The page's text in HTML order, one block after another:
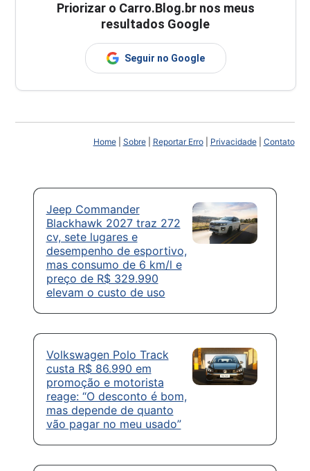
Priorizar o Carro.Blog.br nos meus
resultados Google
Seguir no Google
Home| Sobre| Reportar Erro| Privacidade| Contato
Jeep Commander
Blackhawk 2027 traz 272
cv, sete lugares e
desempenho de esportivo,
mas consumo de 6 km/l e
preço de R$ 329.990
elevam o custo de uso
Volkswagen Polo Track
custa R$ 86.990 em
promoção e motorista
reage: “O desconto é bom,
mas depende de quanto
vão pagar no meu usado”